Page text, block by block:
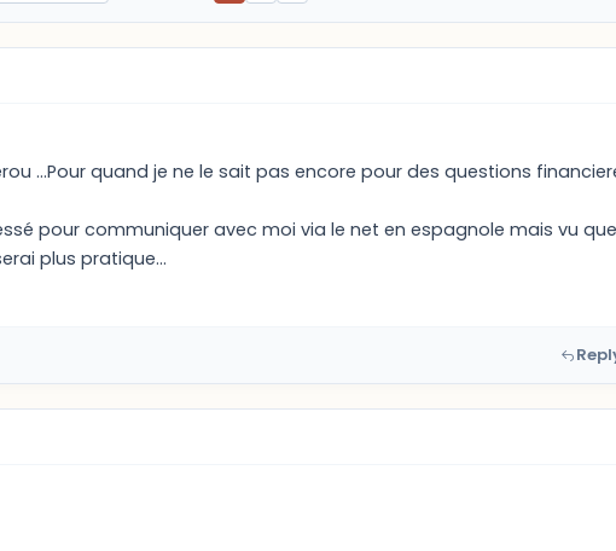
...Pour quand je ne le sait pas encore pour des questions
pour communiquer avec moi via le net en espagnole mais vu
plus pratique...